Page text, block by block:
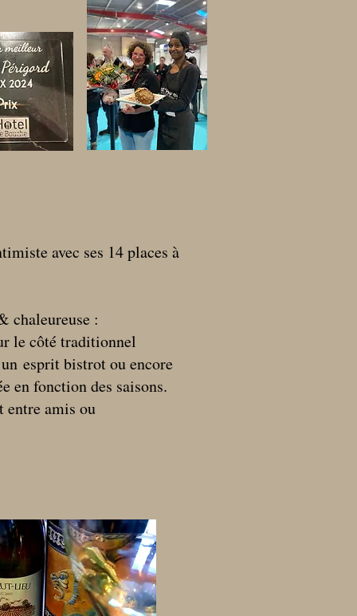
avec ses 14 places à
chaleureuse :
le côté traditionnel
esprit bistrot ou encore
en fonction des saisons.
entre amis ou